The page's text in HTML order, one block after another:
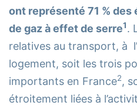
ont représenté 71 %
de gaz à effet de serre1.
relatives au transport, à
logement, soit les trois
importants en France2,
étroitement liées à